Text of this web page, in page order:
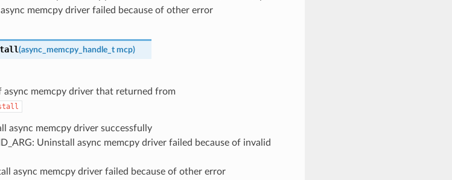
async memcpy driver failed because of other error
(async_memcpy_handle_t mcp)
async memcpy driver that returned from
async memcpy driver successfully
Uninstall async memcpy driver failed because of invalid
async memcpy driver failed because of other error